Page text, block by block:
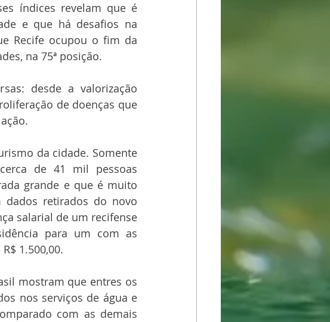
índices revelam que é
e que há desafios na
Recife ocupou o fim da
na 75ª posição.
desde a valorização
de doenças que
da cidade. Somente
de 41 mil pessoas
grande e que é muito
dados retirados do novo
salarial de um recifense
para um com as
1.500,00.
mostram que entres os
nos serviços de água e
com as demais